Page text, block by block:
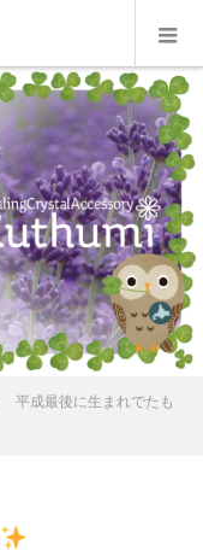
平成最後に生まれでたも